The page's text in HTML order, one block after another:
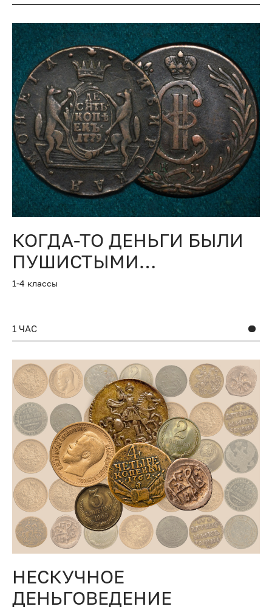
КОГДА-ТО ДЕНЬГИ БЫЛИ
ПУШИСТЫМИ…
1-4 классы
1 ЧАС
НЕСКУЧНОЕ
ДЕНЬГОВЕДЕНИЕ